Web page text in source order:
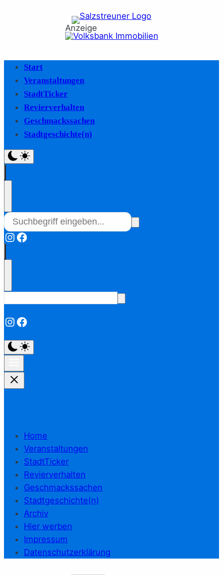
Anzeige
Start
Veranstaltungen
StadtTicker
Revierverhalten
Geschmackssachen
Stadtgeschichte(n)
Instagram
Facebook
Instagram
Facebook
Home
Veranstaltungen
StadtTicker
Revierverhalten
Geschmackssachen
Stadtgeschichte(n)
Archiv
Hier werben
Impressum
Datenschutzerklärung